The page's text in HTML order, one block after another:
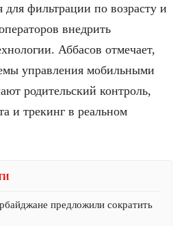
для фильтрации по возрасту и
внедрить
Аббасов отмечает,
управления мобильными
родительский контроль,
и трекинг в реальном
предложили сократить